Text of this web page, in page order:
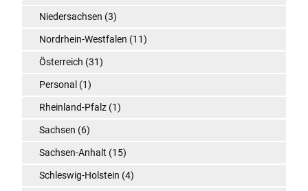
Niedersachsen (3)
Nordrhein-Westfalen (11)
Österreich (31)
Personal (1)
Rheinland-Pfalz (1)
Sachsen (6)
Sachsen-Anhalt (15)
Schleswig-Holstein (4)